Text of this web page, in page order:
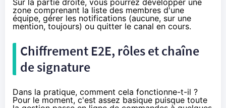
Sur la partie droite, vous pourrez développer une
zone comprenant la liste des membres d'une
équipe, gérer les notifications (aucune, sur une
mention, toujours) ou quitter le canal en cours.
Chiffrement E2E, rôles et chaîne
de signature
Dans la pratique, comment cela fonctionne-t-il ?
Pour le moment, c'est assez basique puisque toute